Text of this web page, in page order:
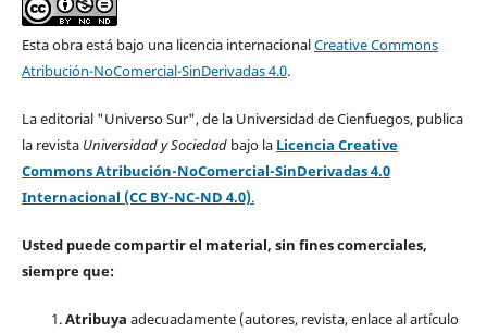
Esta obra está bajo una licencia internacionalCreative Commons
Atribución-NoComercial-SinDerivadas 4.0.
La editorial "Universo Sur", de la Universidad de Cienfuegos, publica
la revista Universidad y Sociedad bajo la Licencia Creative
Commons Atribución-NoComercial-SinDerivadas 4.0
Internacional (CC BY-NC-ND 4.0).
Usted puede compartir el material, sin fines comerciales,
siempre que:
Atribuya adecuadamente (autores, revista, enlace al artículo